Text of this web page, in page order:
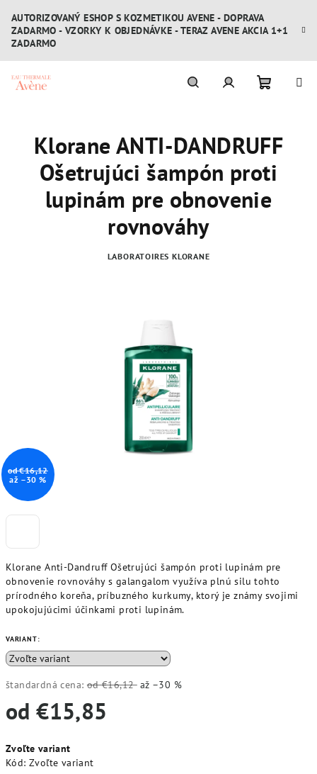
obsah
AUTORIZOVANÝ ESHOP S KOZMETIKOU AVENE - DOPRAVA
ZADARMO - VZORKY K OBJEDNÁVKE - TERAZ AVENE AKCIA 1+1
ZADARMO
košík
Klorane Anti-Dandruff Ošetrujúci šampón proti lupinám pre
obnovenie rovnováhy s galangalom využíva plnú silu tohto
prírodného koreňa, príbuzného kurkumy, ktorý je známy svojimi
upokojujúcimi účinkami proti lupinám.
VARIANT:
štandardná cena: od €16,12 až –30 %
od€15,85
cena:
Zvoľte variant
Kód: Zvoľte variant
Klorane ANTI-DANDRUFF
Ošetrujúci šampón proti
lupinám pre obnovenie
rovnováhy
LABORATOIRES KLORANE
od €16,12
až –30 %